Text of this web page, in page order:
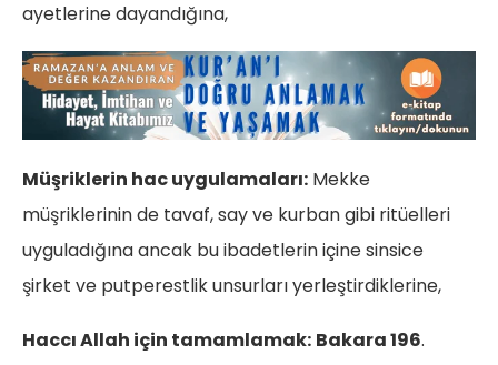
ayetlerine dayandığına,
Müşriklerin hac uygulamaları: Mekke
müşriklerinin de tavaf, say ve kurban gibi ritüelleri
uyguladığına ancak bu ibadetlerin içine sinsice
şirket ve putperestlik unsurları yerleştirdiklerine,
Haccı Allah için tamamlamak: Bakara 196.